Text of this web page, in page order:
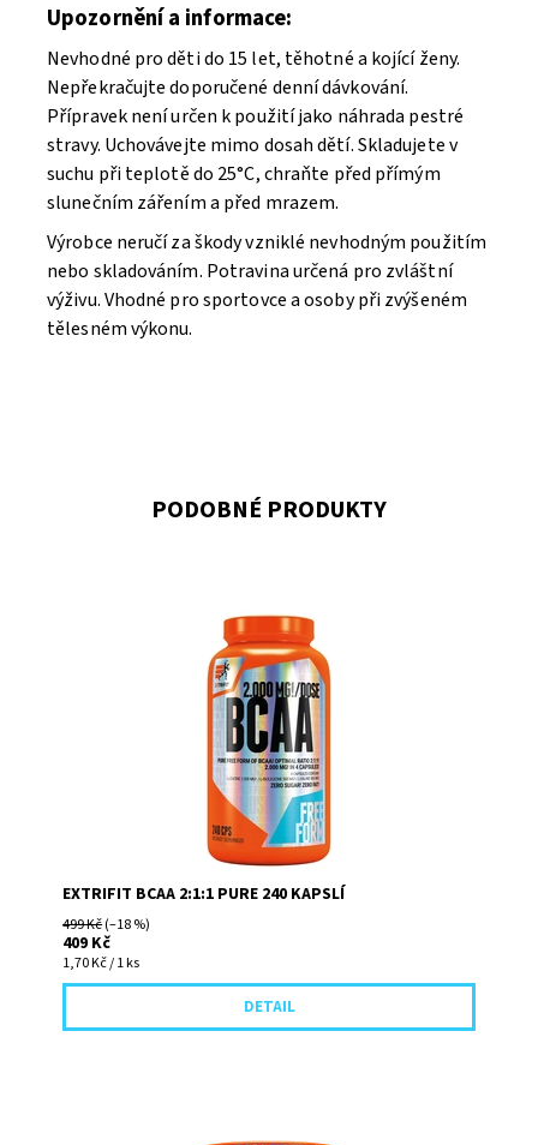
Upozornění a informace:
Nevhodné pro děti do 15 let, těhotné a kojící ženy.
Nepřekračujte doporučené denní dávkování.
Přípravek není určen k použití jako náhrada pestré
stravy. Uchovávejte mimo dosah dětí. Skladujete v
suchu při teplotě do 25°C, chraňte před přímým
slunečním zářením a před mrazem.
Výrobce neručí za škody vzniklé nevhodným použitím
nebo skladováním. Potravina určená pro zvláštní
výživu. Vhodné pro sportovce a osoby při zvýšeném
tělesném výkonu.
PODOBNÉ PRODUKTY
BCAA 2:1:1 Pure obsahuje větvené aminokyseliny L-leucin,
L-valin a L-isoleucin ve volné formě (free form). Užívání
EXTRIFIT BCAA 2:1:1 PURE 240 KAPSLÍ
499 Kč(–18 %)
409 Kč
1,70 Kč / 1 ks
DETAIL